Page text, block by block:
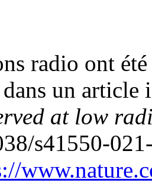
radio ont
un
at low
s41550-